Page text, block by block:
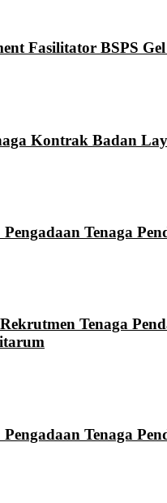
Fasilitator BSPS
Kontrak Badan
Pengadaan Tenaga
Tenaga
Pengadaan Tenaga